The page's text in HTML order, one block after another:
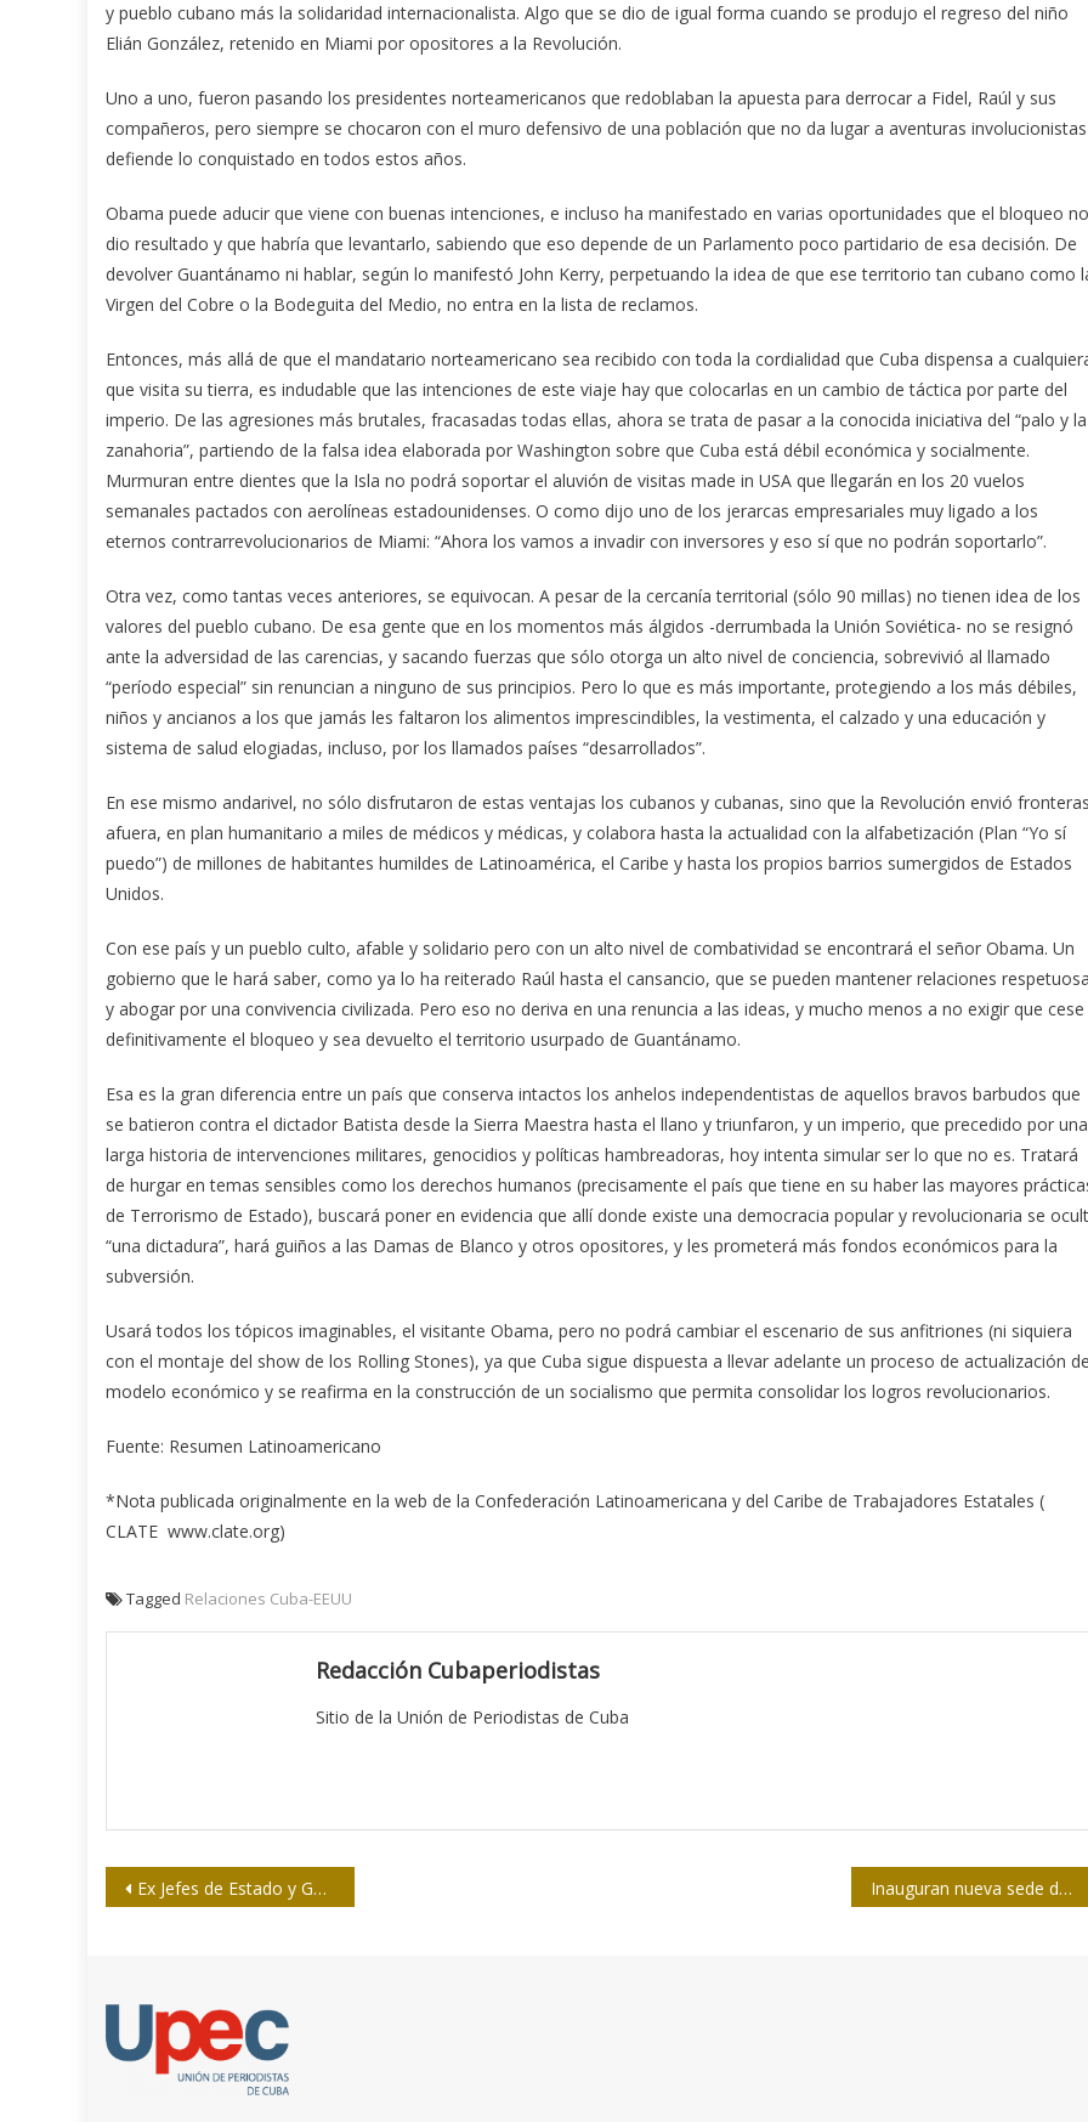
y pueblo cubano más la solidaridad internacionalista. Algo que se dio de igual forma cuando se produjo el regreso del niño
Elián González, retenido en Miami por opositores a la Revolución.
Uno a uno, fueron pasando los presidentes norteamericanos que redoblaban la apuesta para derrocar a Fidel, Raúl y sus
compañeros, pero siempre se chocaron con el muro defensivo de una población que no da lugar a aventuras
defiende lo conquistado en todos estos años.
Obama puede aducir que viene con buenas intenciones, e incluso ha manifestado en varias oportunidades que el bloqueo no
dio resultado y que habría que levantarlo, sabiendo que eso depende de un Parlamento poco partidario de esa decisión. De
devolver Guantánamo ni hablar, según lo manifestó John Kerry, perpetuando la idea de que ese territorio tan cubano como
Virgen del Cobre o la Bodeguita del Medio, no entra en la lista de reclamos.
Entonces, más allá de que el mandatario norteamericano sea recibido con toda la cordialidad que Cuba dispensa a
que visita su tierra, es indudable que las intenciones de este viaje hay que colocarlas en un cambio de táctica por parte del
imperio. De las agresiones más brutales, fracasadas todas ellas, ahora se trata de pasar a la conocida iniciativa del “palo y la
zanahoria”, partiendo de la falsa idea elaborada por Washington sobre que Cuba está débil económica y socialmente.
Murmuran entre dientes que la Isla no podrá soportar el aluvión de visitas made in USA que llegarán en los 20 vuelos
semanales pactados con aerolíneas estadounidenses. O como dijo uno de los jerarcas empresariales muy ligado a los
eternos contrarrevolucionarios de Miami: “Ahora los vamos a invadir con inversores y eso sí que no podrán soportarlo”.
Otra vez, como tantas veces anteriores, se equivocan. A pesar de la cercanía territorial (sólo 90 millas) no tienen idea de los
valores del pueblo cubano. De esa gente que en los momentos más álgidos -derrumbada la Unión Soviética- no se resignó
ante la adversidad de las carencias, y sacando fuerzas que sólo otorga un alto nivel de conciencia, sobrevivió al llamado
“período especial” sin renuncian a ninguno de sus principios. Pero lo que es más importante, protegiendo a los más débiles,
niños y ancianos a los que jamás les faltaron los alimentos imprescindibles, la vestimenta, el calzado y una educación y
sistema de salud elogiadas, incluso, por los llamados países “desarrollados”.
En ese mismo andarivel, no sólo disfrutaron de estas ventajas los cubanos y cubanas, sino que la Revolución envió
afuera, en plan humanitario a miles de médicos y médicas, y colabora hasta la actualidad con la alfabetización (Plan “Yo sí
puedo”) de millones de habitantes humildes de Latinoamérica, el Caribe y hasta los propios barrios sumergidos de Estados
Unidos.
Con ese país y un pueblo culto, afable y solidario pero con un alto nivel de combatividad se encontrará el señor Obama. Un
gobierno que le hará saber, como ya lo ha reiterado Raúl hasta el cansancio, que se pueden mantener relaciones
y abogar por una convivencia civilizada. Pero eso no deriva en una renuncia a las ideas, y mucho menos a no exigir que cese
definitivamente el bloqueo y sea devuelto el territorio usurpado de Guantánamo.
Esa es la gran diferencia entre un país que conserva intactos los anhelos independentistas de aquellos bravos barbudos que
se batieron contra el dictador Batista desde la Sierra Maestra hasta el llano y triunfaron, y un imperio, que precedido por una
larga historia de intervenciones militares, genocidios y políticas hambreadoras, hoy intenta simular ser lo que no es. Tratará
de hurgar en temas sensibles como los derechos humanos (precisamente el país que tiene en su haber las mayores
de Terrorismo de Estado), buscará poner en evidencia que allí donde existe una democracia popular y revolucionaria se
“una dictadura”, hará guiños a las Damas de Blanco y otros opositores, y les prometerá más fondos económicos para la
subversión.
Usará todos los tópicos imaginables, el visitante Obama, pero no podrá cambiar el escenario de sus anfitriones (ni siquiera
con el montaje del show de los Rolling Stones), ya que Cuba sigue dispuesta a llevar adelante un proceso de actualización
modelo económico y se reafirma en la construcción de un socialismo que permita consolidar los logros revolucionarios.
Fuente: Resumen Latinoamericano
*Nota publicada originalmente en la web de la Confederación Latinoamericana y del Caribe de Trabajadores Estatales (
CLATE www.clate.org)
Tagged Relaciones Cuba-EEUU
Redacción Cubaperiodistas
Sitio de la Unión de Periodistas de Cuba
Navegación
Ex Jefes de Estado y Gobierno respaldan a Lula Inauguran nueva sede del Telecentro de Camagüey